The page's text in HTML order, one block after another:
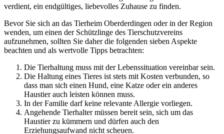
verdient, ein endgültiges, liebevolles Zuhause zu finden.
Bevor Sie sich an das Tierheim Oberderdingen oder in der Region
wenden, um einen der Schützlinge des Tierschutzvereins
aufzunehmen, sollten Sie daher die folgenden sieben Aspekte
beachten und als wertvolle Tipps betrachten:
Die Tierhaltung muss mit der Lebenssituation vereinbar sein.
Die Haltung eines Tieres ist stets mit Kosten verbunden, so
dass man sich einen Hund, eine Katze oder ein anderes
Haustier auch leisten können muss.
In der Familie darf keine relevante Allergie vorliegen.
Angehende Tierhalter müssen bereit sein, sich um das
Haustier zu kümmern und dürfen auch den
Erziehungsaufwand nicht scheuen.